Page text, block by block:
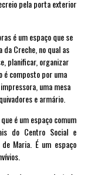
pela porta exterior
é um espaço que se
Creche, no qual as
planificar, organizar
é composto por uma
uma mesa
e armário.
é um espaço comum
do Centro Social e
Maria. É um espaço